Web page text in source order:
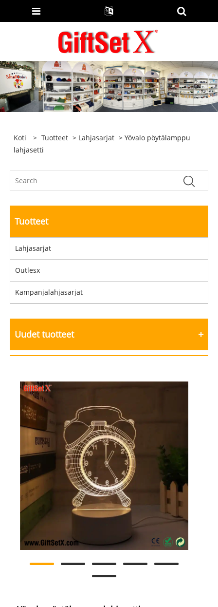
Koti > Tuotteet > Lahjasarjat > Yövalo pöytälamppu
lahjasetti
Tuotteet
Lahjasarjat
Outlesx
Kampanjalahjasarjat
Uudet tuotteet